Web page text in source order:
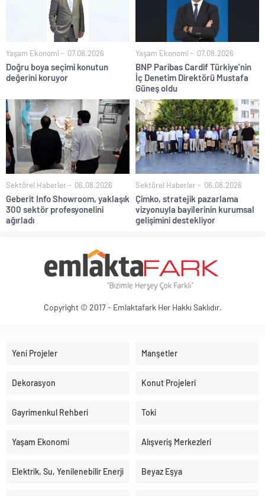
Yaşam Ekonomi 07.08.2026
Doğru boya seçimi konutun
değerini koruyor
Yaşam Ekonomi 07.08.2026
BNP Paribas Cardif Türkiye’nin
İç Denetim Direktörü Mustafa
Güneş oldu
Sektörel Haberler 06.08.2026
Geberit Info Showroom, yaklaşık
300 sektör profesyonelini
ağırladı
Sektörel Haberler 06.08.2026
Çimko, stratejik pazarlama
vizyonuyla bayilerinin kurumsal
gelişimini destekliyor
Copyright © 2017 - Emlaktafark Her Hakkı Saklıdır.
Yeni Projeler Manşetler
Dekorasyon Konut Projeleri
Gayrimenkul Rehberi Toki
Yaşam Ekonomi Alışveriş Merkezleri
Elektrik, Su, Yenilenebilir Enerji Beyaz Eşya